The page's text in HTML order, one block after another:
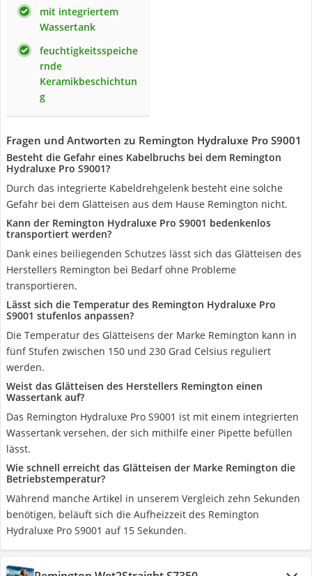
mit integriertem
Wassertank
feuchtigkeitsspeiche
rnde
Keramikbeschichtun
g
Fragen und Antworten zu Remington Hydraluxe Pro S9001
Besteht die Gefahr eines Kabelbruchs bei dem Remington
Hydraluxe Pro S9001?
Durch das integrierte Kabeldrehgelenk besteht eine solche
Gefahr bei dem Glätteisen aus dem Hause Remington nicht.
Kann der Remington Hydraluxe Pro S9001 bedenkenlos
transportiert werden?
Dank eines beiliegenden Schutzes lässt sich das Glätteisen des
Herstellers Remington bei Bedarf ohne Probleme
transportieren.
Lässt sich die Temperatur des Remington Hydraluxe Pro
S9001 stufenlos anpassen?
Die Temperatur des Glätteisens der Marke Remington kann in
fünf Stufen zwischen 150 und 230 Grad Celsius reguliert
werden.
Weist das Glätteisen des Herstellers Remington einen
Wassertank auf?
Das Remington Hydraluxe Pro S9001 ist mit einem integrierten
Wassertank versehen, der sich mithilfe einer Pipette befüllen
lässt.
Wie schnell erreicht das Glätteisen der Marke Remington die
Betriebstemperatur?
Während manche Artikel in unserem Vergleich zehn Sekunden
benötigen, beläuft sich die Aufheizzeit des Remington
Hydraluxe Pro S9001 auf 15 Sekunden.